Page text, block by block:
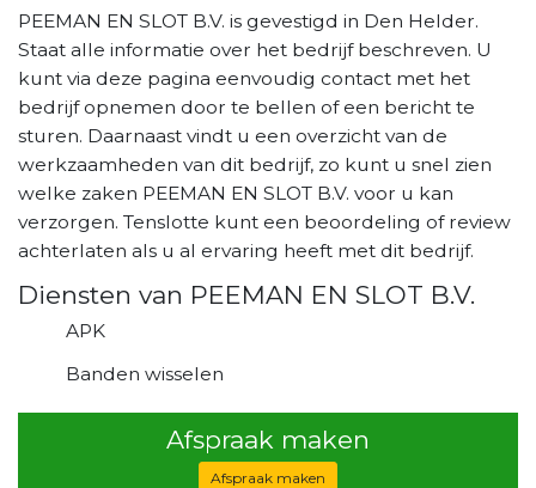
PEEMAN EN SLOT B.V. is gevestigd in Den Helder.
Staat alle informatie over het bedrijf beschreven. U
kunt via deze pagina eenvoudig contact met het
bedrijf opnemen door te bellen of een bericht te
sturen. Daarnaast vindt u een overzicht van de
werkzaamheden van dit bedrijf, zo kunt u snel zien
welke zaken PEEMAN EN SLOT B.V. voor u kan
verzorgen. Tenslotte kunt een beoordeling of review
achterlaten als u al ervaring heeft met dit bedrijf.
Diensten van PEEMAN EN SLOT B.V.
APK
Banden wisselen
Afspraak maken
Afspraak maken